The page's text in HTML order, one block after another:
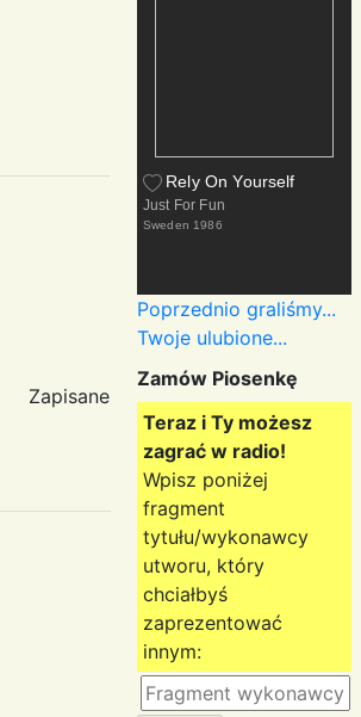
Zapisane
Rely On Yourself
Just For Fun
Sweden 1986
Poprzednio graliśmy...
Twoje ulubione...
Zamów Piosenkę
Teraz i Ty możesz
zagrać w radio!
Wpisz poniżej
fragment
tytułu/wykonawcy
utworu, który
chciałbyś
zaprezentować
innym: